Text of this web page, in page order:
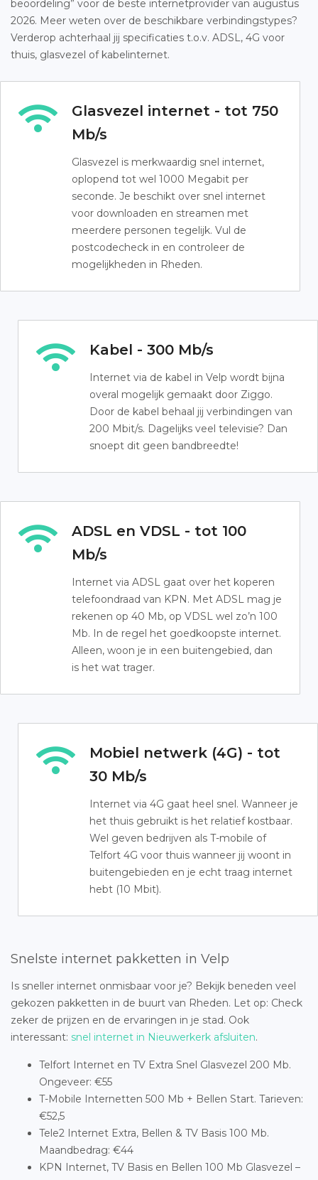
beoordeling” voor de beste internetprovider van augustus
2026. Meer weten over de beschikbare verbindingstypes?
Verderop achterhaal jij specificaties t.o.v. ADSL, 4G voor
thuis, glasvezel of kabelinternet.
Glasvezel internet - tot 750
Mb/s
Glasvezel is merkwaardig snel internet,
oplopend tot wel 1000 Megabit per
seconde. Je beschikt over snel internet
voor downloaden en streamen met
meerdere personen tegelijk. Vul de
postcodecheck in en controleer de
mogelijkheden in Rheden.
Kabel - 300 Mb/s
Internet via de kabel in Velp wordt bijna
overal mogelijk gemaakt door Ziggo.
Door de kabel behaal jij verbindingen van
200 Mbit/s. Dagelijks veel televisie? Dan
snoept dit geen bandbreedte!
ADSL en VDSL - tot 100
Mb/s
Internet via ADSL gaat over het koperen
telefoondraad van KPN. Met ADSL mag je
rekenen op 40 Mb, op VDSL wel zo’n 100
Mb. In de regel het goedkoopste internet.
Alleen, woon je in een buitengebied, dan
is het wat trager.
Mobiel netwerk (4G) - tot
30 Mb/s
Internet via 4G gaat heel snel. Wanneer je
het thuis gebruikt is het relatief kostbaar.
Wel geven bedrijven als T-mobile of
Telfort 4G voor thuis wanneer jij woont in
buitengebieden en je echt traag internet
hebt (10 Mbit).
Snelste internet pakketten in Velp
Is sneller internet onmisbaar voor je? Bekijk beneden veel
gekozen pakketten in de buurt van Rheden. Let op: Check
zeker de prijzen en de ervaringen in je stad. Ook
interessant: snel internet in Nieuwerkerk afsluiten.
Telfort Internet en TV Extra Snel Glasvezel 200 Mb.
Ongeveer: €55
T-Mobile Internetten 500 Mb + Bellen Start. Tarieven:
€52,5
Tele2 Internet Extra, Bellen & TV Basis 100 Mb.
Maandbedrag: €44
KPN Internet, TV Basis en Bellen 100 Mb Glasvezel –